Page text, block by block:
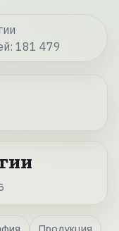
181 479